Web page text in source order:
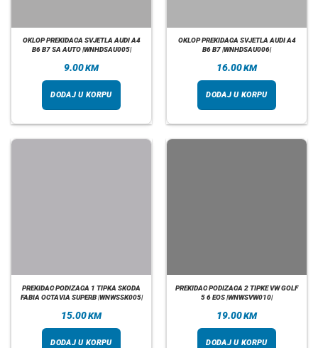
OKLOP PREKIDACA SVJETLA AUDI A4
B6 B7 SA AUTO |WNHDSAU005|
9.00KM
DODAJ U KORPU
OKLOP PREKIDACA SVJETLA AUDI A4
B6 B7 |WNHDSAU006|
16.00KM
DODAJ U KORPU
PREKIDAC PODIZACA 1 TIPKA SKODA
FABIA OCTAVIA SUPERB |WNWSSK005|
15.00KM
DODAJ U KORPU
PREKIDAC PODIZACA 2 TIPKE VW GOLF
5 6 EOS |WNWSVW010|
19.00KM
DODAJ U KORPU